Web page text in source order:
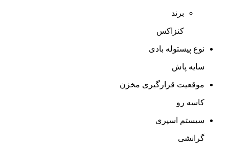
برند
کنزاکس
نوع پیستوله بادی
سایه پاش
موقعیت قرارگیری مخزن
کاسه رو
سیستم اسپری
گرانشی